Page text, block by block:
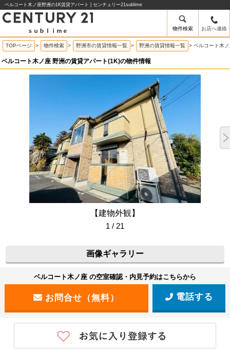
ベルコート木ノ座野洲の1K賃貸アパート | センチュリー21sublime
物件検索 お店へ連絡
TOPページ > 物件検索 > 野洲市の賃貸情報一覧 > 野洲の賃貸情報一覧 > ベルコート木
ベルコート木ノ座 野洲の賃貸アパート(1K)の物件情報
【建物外観】
1 / 21
画像ギャラリー
ベルコート木ノ座 の空室確認・内見予約はこちらから
電話する